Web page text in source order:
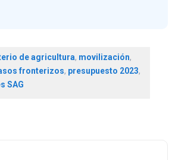
de agricultura, movilización,
fronterizos, presupuesto 2023,
SAG